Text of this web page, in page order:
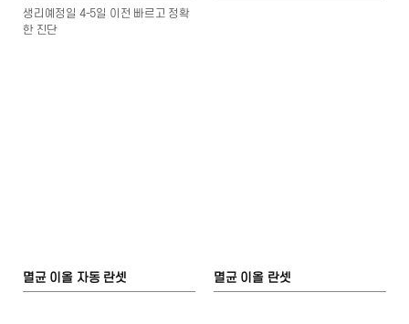
생리예정일 4-5일 이전 빠르고 정확
한 진단
멸균 이올 자동 란셋 멸균 이올 란셋